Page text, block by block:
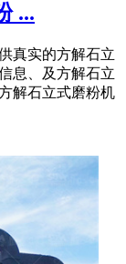
...
真实的方解石立
息、及方解石立
解石立式磨粉机